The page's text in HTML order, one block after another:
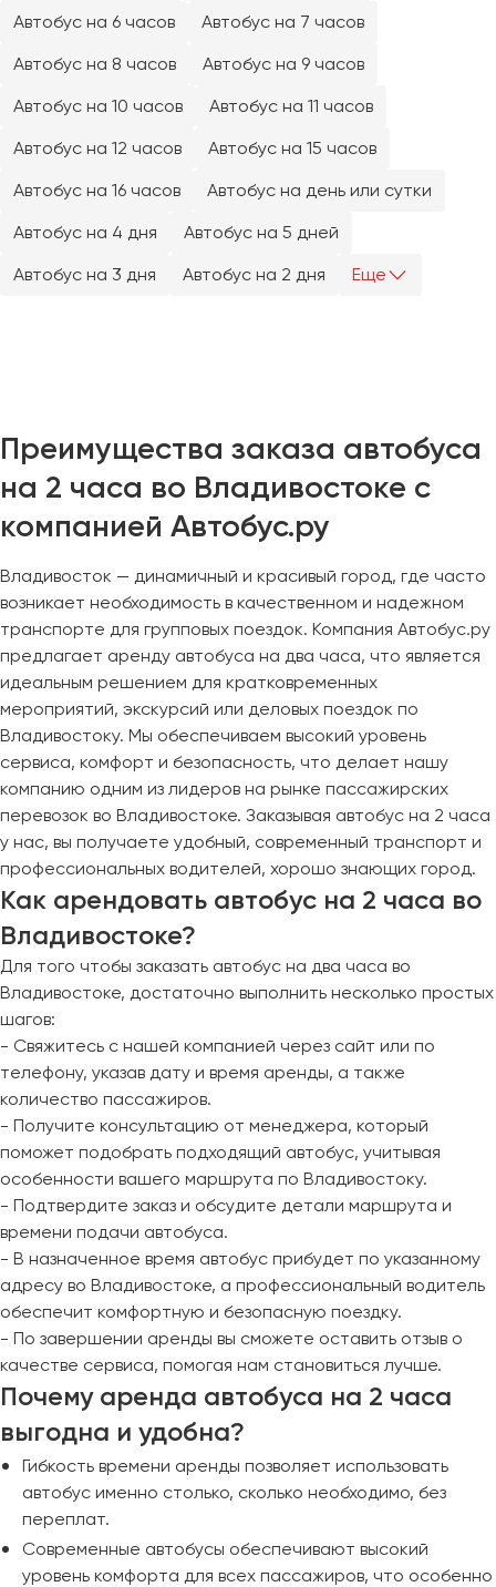
Автобус на 6 часов
Автобус на 7 часов
Автобус на 8 часов
Автобус на 9 часов
Автобус на 10 часов
Автобус на 11 часов
Автобус на 12 часов
Автобус на 15 часов
Автобус на 16 часов
Автобус на день или сутки
Автобус на 4 дня
Автобус на 5 дней
Автобус на 3 дня
Автобус на 2 дня Еще
Преимущества заказа автобуса
на 2 часа во Владивостоке с
компанией Автобус.ру
Владивосток — динамичный и красивый город, где часто
возникает необходимость в качественном и надежном
транспорте для групповых поездок. Компания Автобус.ру
предлагает аренду автобуса на два часа, что является
идеальным решением для кратковременных
мероприятий, экскурсий или деловых поездок по
Владивостоку. Мы обеспечиваем высокий уровень
сервиса, комфорт и безопасность, что делает нашу
компанию одним из лидеров на рынке пассажирских
перевозок во Владивостоке. Заказывая автобус на 2 часа
у нас, вы получаете удобный, современный транспорт и
профессиональных водителей, хорошо знающих город.
Как арендовать автобус на 2 часа во
Владивостоке?
Для того чтобы заказать автобус на два часа во
Владивостоке, достаточно выполнить несколько простых
шагов:
- Свяжитесь с нашей компанией через сайт или по
телефону, указав дату и время аренды, а также
количество пассажиров.
- Получите консультацию от менеджера, который
поможет подобрать подходящий автобус, учитывая
особенности вашего маршрута по Владивостоку.
- Подтвердите заказ и обсудите детали маршрута и
времени подачи автобуса.
- В назначенное время автобус прибудет по указанному
адресу во Владивостоке, а профессиональный водитель
обеспечит комфортную и безопасную поездку.
- По завершении аренды вы сможете оставить отзыв о
качестве сервиса, помогая нам становиться лучше.
Почему аренда автобуса на 2 часа
выгодна и удобна?
Гибкость времени аренды позволяет использовать
автобус именно столько, сколько необходимо, без
переплат.
Современные автобусы обеспечивают высокий
уровень комфорта для всех пассажиров, что особенно
Челябинск
Чита
Ярославль